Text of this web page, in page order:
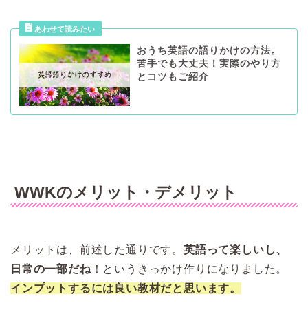
おうち英語の語りかけの方法。
苦手でも大丈夫！実際のやり方
とコツもご紹介
WWKのメリット・デメリット
メリットは、前述した通りです。 英語って楽しいし、
日常の一部だね ！というきっかけ作りになりました。
インプットするには良い教材だと思います。